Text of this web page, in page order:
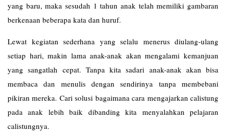
yang baru, maka sesudah 1 tahun anak telah memiliki gambaran
berkenaan beberapa kata dan huruf.
Lewat kegiatan sederhana yang selalu menerus diulang-ulang
setiap hari, makin lama anak-anak akan mengalami kemanjuan
yang sangatlah cepat. Tanpa kita sadari anak-anak akan bisa
membaca dan menulis dengan sendirinya tanpa membebani
pikiran mereka. Cari solusi bagaimana cara mengajarkan calistung
pada anak lebih baik dibanding kita menyalahkan pelajaran
calistungnya.